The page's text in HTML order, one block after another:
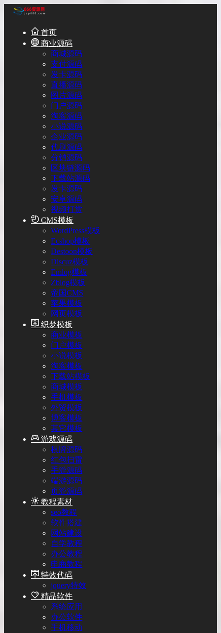
首页
商业源码
商城源码
支付源码
发卡源码
直播源码
图片源码
门户源码
淘客源码
小说源码
企业源码
代刷源码
分销源码
区块链源码
下载站源码
发卡源码
安卓源码
视频打赏
CMS模板
WordPress模板
Ecshop模板
Destoon模板
Discuz模板
Emlog模板
Zblog模板
帝国CMS
苹果模板
网页模板
织梦模板
商业模板
门户模板
小说模板
淘客模板
下载站模板
商城模板
手机模板
外贸模板
博客模板
其它模板
游戏源码
棋牌源码
红包扫雷
手游源码
端游源码
页游源码
教程素材
seo教程
软件搭建
网站建设
自学教程
办公教程
电商教程
特效代码
jquery特效
精品软件
系统应用
办公软件
手机移动